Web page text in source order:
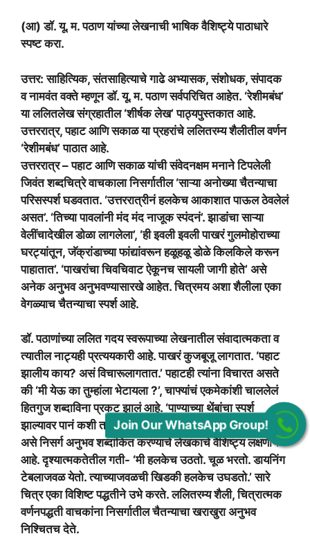
(आ) डॉ. यू. म. पठाण यांच्या लेखनाची भाषिक वैशिष्ट्ये पाठाधारे
स्पष्ट करा.
उत्तर: साहित्यिक, संतसाहित्याचे गाढे अभ्यासक, संशोधक, संपादक
व नामवंत वक्ते म्हणून डॉ. यू. म. पठाण सर्वपरिचित आहेत. ‘रेशीमबंध’
या ललितलेख संग्रहातील ‘शीर्षक लेख’ पाठ्यपुस्तकात आहे.
उत्तररात्र, पहाट आणि सकाळ या प्रहरांचे ललितरम्य शैलीतील वर्णन
‘रेशीमबंध’ पाठात आहे.
उत्तररात्र – पहाट आणि सकाळ यांची संवेदनक्षम मनाने टिपलेली
जिवंत शब्दचित्रे वाचकाला निसर्गातील ‘साऱ्या अनोख्या चैतन्याचा
परिसस्पर्श घडवतात. ‘उत्तररात्रीनं हलकेच आकाशात पाऊल ठेवलेलं
असत’. ‘तिच्या पावलांनी मंद मंद नाजूक स्पंदनं’. झाडांचा साऱ्या
वेलींचादेखील डोळा लागलेला’, ‘ही इवली इवली पाखरं गुलमोहोराच्या
घरट्यांतून, जॅक्रांडाच्या फांद्यांवरून हळूहळू डोळे किलकिले करून
पाहातात’. ‘पाखरांचा चिवचिवाट ऐकूनच सायली जागी होते’ असे
अनेक अनुभव अनुभवण्यासारखे आहेत. चित्रमय अशा शैलीला एका
वेगळ्याच चैतन्याचा स्पर्श आहे.
डॉ. पठाणांच्या ललित गदय स्वरूपाच्या लेखनातील संवादात्मकता व
त्यातील नाट्यही प्रत्ययकारी आहे. पाखरं कुजबूजू लागतात. ‘पहाट
झालीय काय? असं विचारूलागतात.’ पहाटही त्यांना विचारत असते
की ‘मी येऊ का तुम्हांला भेटायला ?’, चाफ्यांचं एकमेकांशी चाललेलं
हितगुज शब्दाविना प्रकट झालं आहे. ‘पाण्याच्या थेंबांचा स्पर्श
झाल्यावर पानं कशी तरारतात’ हे अनुभवण्यासारखं आहे. अत्यंत तरल
असे निसर्ग अनुभव शब्दांकित करण्याचे लेखकाचे वैशिष्ट्य लक्षणीय
आहे. दृश्यात्मकतेतील गती- ‘मी हलकेच उठतो. चूळ भरतो. डायनिंग
टेबलाजवळ येतो. त्याच्याजवळची खिडकी हलकेच उघडतो.’ सारे
चित्र एका विशिष्ट पद्धतीने उभे करते. ललितरम्य शैली, चित्रात्मक
वर्णनपद्धती वाचकांना निसर्गातील चैतन्याचा खराखुरा अनुभव
निश्चितच देते.
Join Our WhatsApp Group!